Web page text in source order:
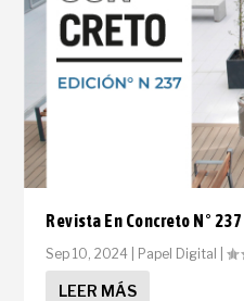
Revista En Concreto N° 237
Sep 10, 2024 Papel Digital |
LEER MÁS